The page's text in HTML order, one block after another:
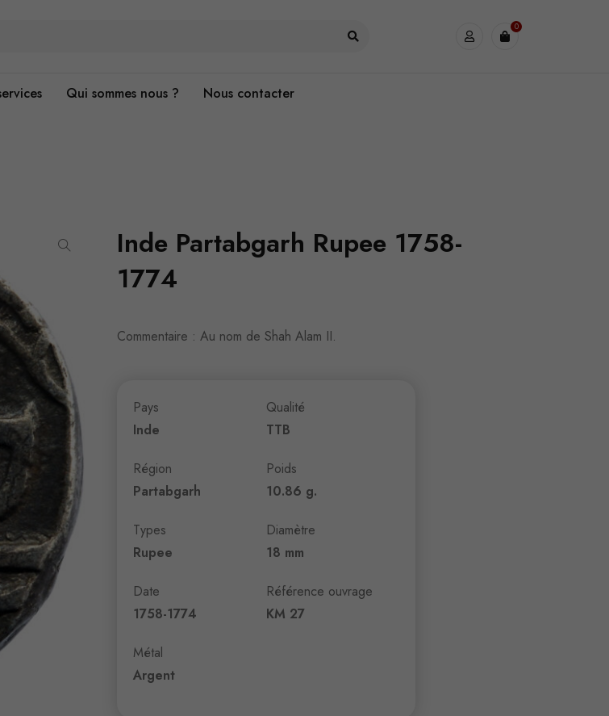
0
Qui sommes nous ? Nous contacter
Inde Partabgarh Rupee 1758-
1774
Commentaire : Au nom de Shah Alam II.
Pays
Inde
Région
Partabgarh
Types
Rupee
Date
1758-1774
Métal
Argent
Qualité
TTB
Poids
10.86 g.
Diamètre
18 mm
Référence ouvrage
KM 27